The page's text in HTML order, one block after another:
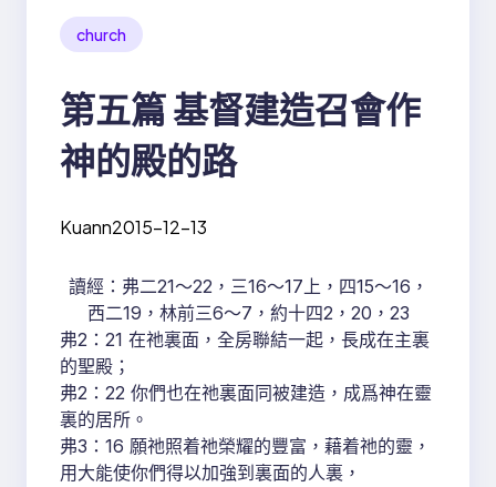
church
第五篇 基督建造召會作
神的殿的路
Kuann2015-12-13
讀經：弗二21～22，三16～17上，四15～16，
西二19，林前三6～7，約十四2，20，23
弗2：21 在祂裏面，全房聯結一起，長成在主裏
的聖殿；
弗2：22 你們也在祂裏面同被建造，成爲神在靈
裏的居所。
弗3：16 願祂照着祂榮耀的豐富，藉着祂的靈，
用大能使你們得以加強到裏面的人裏，